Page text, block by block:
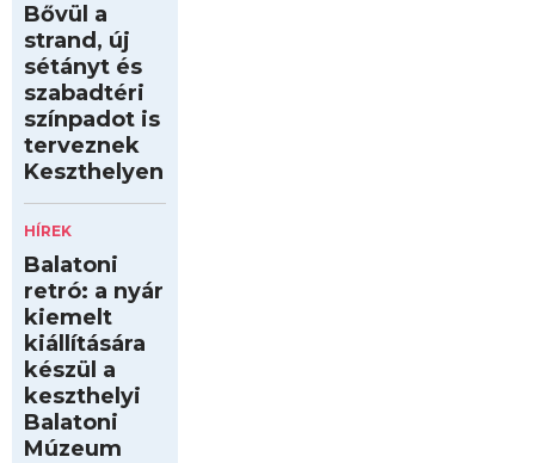
Bővül a
strand, új
sétányt és
szabadtéri
színpadot is
terveznek
Keszthelyen
HÍREK
Balatoni
retró: a nyár
kiemelt
kiállítására
készül a
keszthelyi
Balatoni
Múzeum